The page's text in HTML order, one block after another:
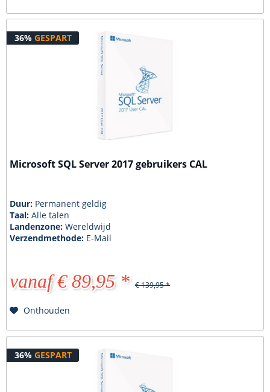
36% GESPART
Microsoft SQL Server 2017 gebruikers CAL
Duur: Permanent geldig
Taal:Alle talen
Landenzone:Wereldwijd
Verzendmethode: E-Mail
vanaf € 89,95 * € 139,95 *
Onthouden
36% GESPART